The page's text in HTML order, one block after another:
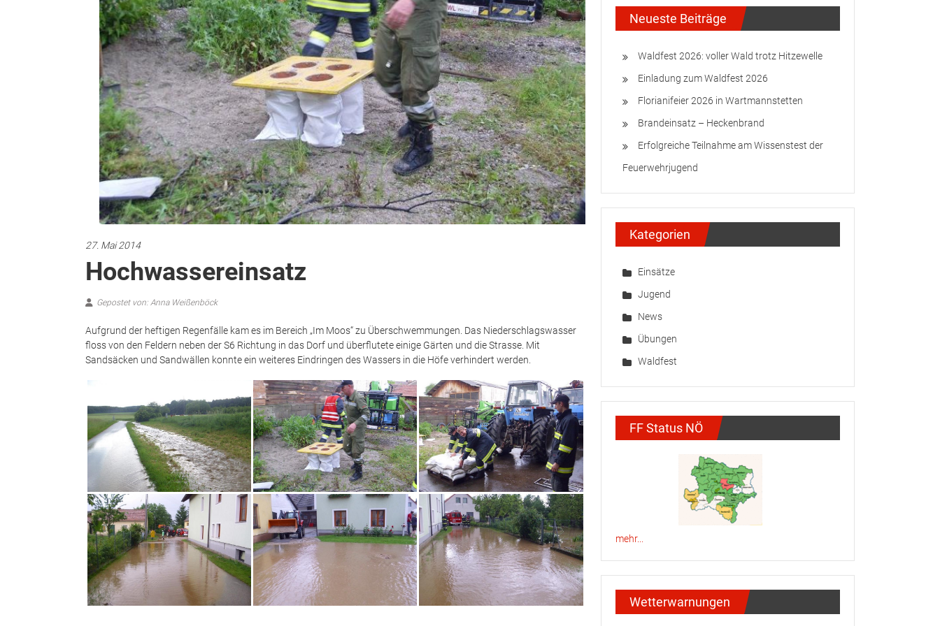
27. Mai 2014
Hochwassereinsatz
Gepostet von: Anna Weißenböck
Aufgrund der heftigen Regenfälle kam es im Bereich „Im Moos“ zu Überschwemmungen. Das Niederschlagswasser
floss von den Feldern neben der S6 Richtung in das Dorf und überflutete einige Gärten und die Strasse. Mit
Sandsäcken und Sandwällen konnte ein weiteres Eindringen des Wassers in die Höfe verhindert werden.
Neueste Beiträge
Waldfest 2026: voller Wald trotz Hitzewelle
Einladung zum Waldfest 2026
Florianifeier 2026 in Wartmannstetten
Brandeinsatz – Heckenbrand
Erfolgreiche Teilnahme am Wissenstest der
Feuerwehrjugend
Kategorien
Einsätze
Jugend
News
Übungen
Waldfest
FF Status NÖ
mehr...
Wetterwarnungen